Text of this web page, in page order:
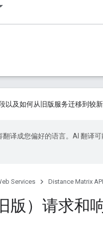
以及如何从旧版服务迁移到较
翻译成您偏好的语言。AI 翻译
Services Distance Matrix
版）请求和